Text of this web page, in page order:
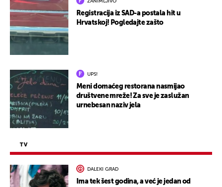
ZANIMLJIVO
Registracija iz SAD-a postala hit u
Hrvatskoj! Pogledajte zašto
UPS!
Meni domaćeg restorana nasmijao
društvene mreže! Za sve je zaslužan
urnebesan naziv jela
TV
DALEKI GRAD
Ima tek šest godina, a već je jedan od